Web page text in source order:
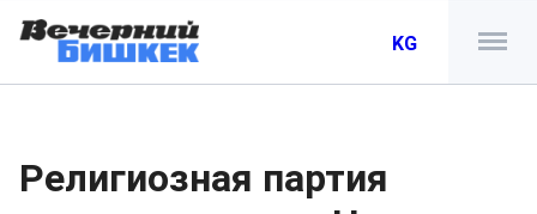
KG
Религиозная партия